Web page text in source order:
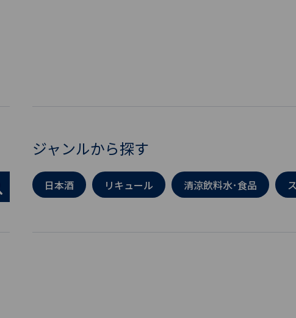
ジャンルから探す
日本酒 リキュール 清涼飲料水･食品